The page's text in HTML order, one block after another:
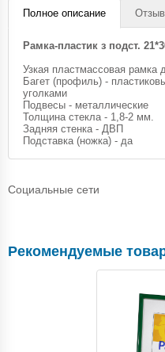
Полное описание
Рамка-пластик з подст.
Узкая пластмассовая рамка
Багет (профиль) -
уголками
Подвесы - металлические
Толщина стекла - 1,8-2 мм.
Задняя стенка - ДВП
Подставка (ножка) - да
Социальные сети
Рекомендуемые